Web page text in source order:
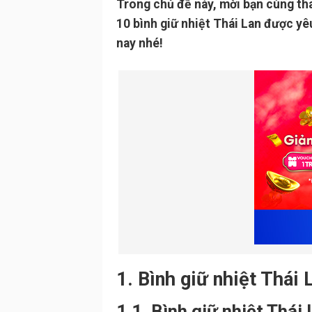
Trong chủ đề này, mời bạn cùng
10 bình giữ nhiệt Thái Lan được
nay nhé!
1. Bình giữ nhiệt Thái